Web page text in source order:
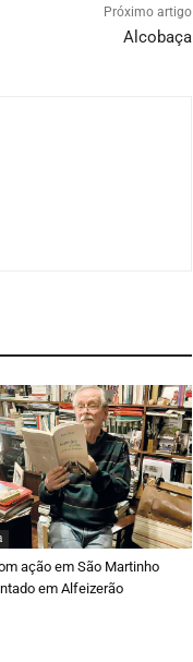
Próximo artigo
Alcobaça
ação em São Martinho
em Alfeizerão